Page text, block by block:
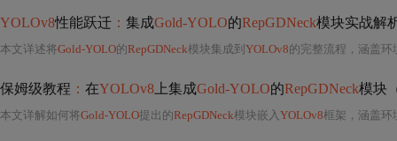
YOLOv8性能跃迁 ： 集成Gold-YOLO的RepGDNeck模块实战解
本文详述将Gold-YOLO的RepGDNeck模块集成到 YOLOv8的完整流程，涵盖
保姆级教程 ： 在YOLOv8 上集成Gold-YOLO的RepGDNeck模块
本文详解如何将Gold-YOLO提出的RepGDNeck模块嵌入YOLOv8框架，涵盖环